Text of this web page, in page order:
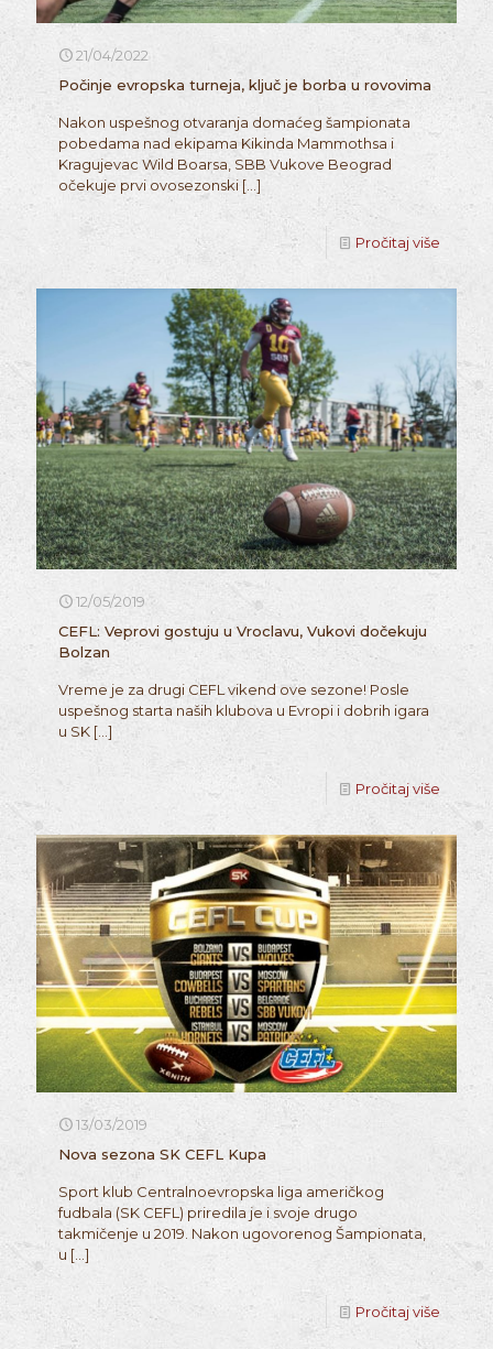
21/04/2022
Počinje evropska turneja, ključ je borba u rovovima
Nakon uspešnog otvaranja domaćeg šampionata
pobedama nad ekipama Kikinda Mammothsa i
Kragujevac Wild Boarsa, SBB Vukove Beograd
očekuje prvi ovosezonski […]
Pročitaj više
12/05/2019
CEFL: Veprovi gostuju u Vroclavu, Vukovi dočekuju
Bolzan
Vreme je za drugi CEFL vikend ove sezone! Posle
uspešnog starta naših klubova u Evropi i dobrih igara
u SK […]
Pročitaj više
13/03/2019
Nova sezona SK CEFL Kupa
Sport klub Centralnoevropska liga američkog
fudbala (SK CEFL) priredila je i svoje drugo
takmičenje u 2019. Nakon ugovorenog Šampionata,
u […]
Pročitaj više